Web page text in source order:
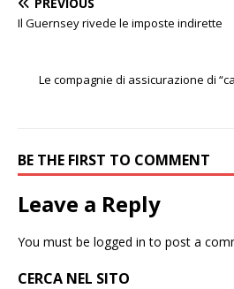
Il Guernsey rivede le imposte indirette
Le compagnie di assicurazione di
BE THE FIRST TO COMMENT
Leave a Reply
You must be logged in to post a
CERCA NEL SITO